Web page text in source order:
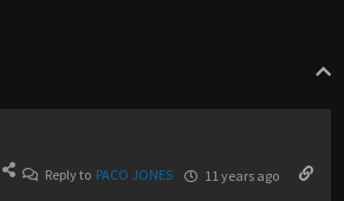
Reply to PACO JONES 11 years ago